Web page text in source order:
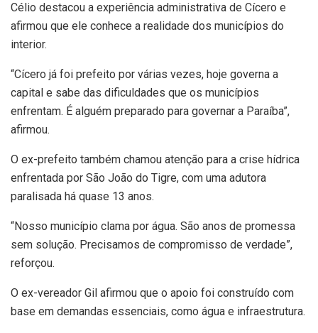
Célio destacou a experiência administrativa de Cícero e
afirmou que ele conhece a realidade dos municípios do
interior.
“Cícero já foi prefeito por várias vezes, hoje governa a
capital e sabe das dificuldades que os municípios
enfrentam. É alguém preparado para governar a Paraíba”,
afirmou.
O ex-prefeito também chamou atenção para a crise hídrica
enfrentada por São João do Tigre, com uma adutora
paralisada há quase 13 anos.
“Nosso município clama por água. São anos de promessa
sem solução. Precisamos de compromisso de verdade”,
reforçou.
O ex-vereador Gil afirmou que o apoio foi construído com
base em demandas essenciais, como água e infraestrutura.